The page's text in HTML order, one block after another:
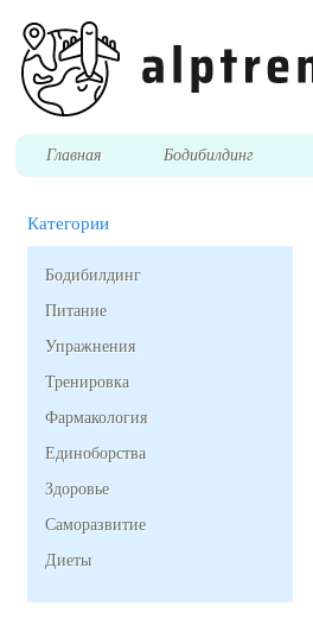
Главная Бодибилдинг
Категории
Бодибилдинг
Питание
Упражнения
Тренировка
Фармакология
Единоборства
Здоровье
Саморазвитие
Диеты